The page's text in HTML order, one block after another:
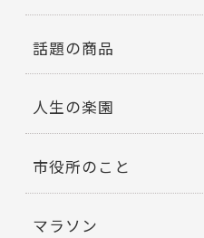
話題の商品
人生の楽園
市役所のこと
マラソン